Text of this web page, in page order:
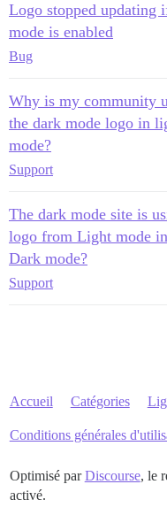
Logo stopped updating
mode is enabled
Bug
Why is my community
the dark mode logo in
mode?
Support
The dark mode site is
logo from Light mode
Dark mode?
Support
Accueil Catégories
Conditions générales
Optimisé parDiscourse, le
activé.